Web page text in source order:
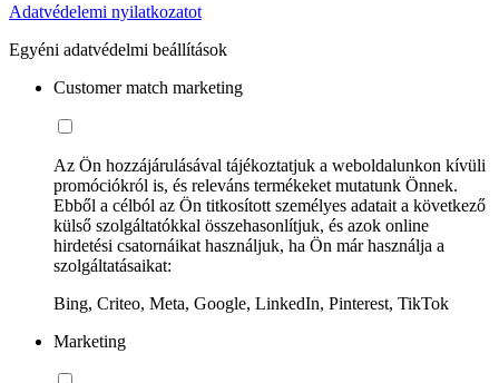
Adatvédelemi nyilatkozatot
Egyéni adatvédelmi beállítások
Customer match marketing
Az Ön hozzájárulásával tájékoztatjuk a weboldalunkon kívüli
promóciókról is, és releváns termékeket mutatunk Önnek.
Ebből a célból az Ön titkosított személyes adatait a következő
külső szolgáltatókkal összehasonlítjuk, és azok online
hirdetési csatornáikat használjuk, ha Ön már használja a
szolgáltatásaikat:
Bing, Criteo, Meta, Google, LinkedIn, Pinterest, TikTok
Marketing